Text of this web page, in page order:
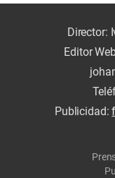
Director:
Editor
Publicidad: